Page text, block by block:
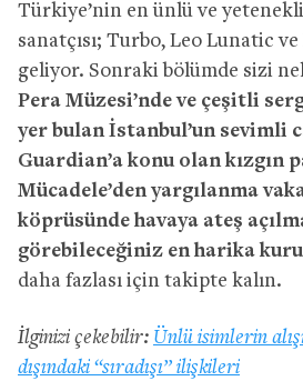
Türkiye’nin en ünlü ve
sanatçısı; Turbo, Leo Lunatic
geliyor. Sonraki bölümde sizi
Pera Müzesi’nde ve çeşitli
yer bulan İstanbul’un sevimli
Guardian’a konu olan kızgın
Mücadele’den yargılanma
köprüsünde havaya ateş
görebileceğiniz en harika
daha fazlası için takipte kalın.
İlginizi çekebilir: Ünlü isimlerin
dışındaki “sıradışı” ilişkileri